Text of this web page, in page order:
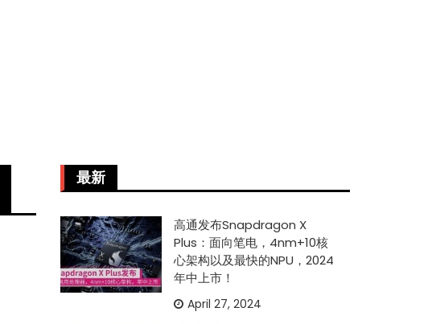
最新
高通发布Snapdragon X
Plus：面向笔电，4nm+10核
心架构以及最快的NPU，2024
年中上市！
April 27, 2024